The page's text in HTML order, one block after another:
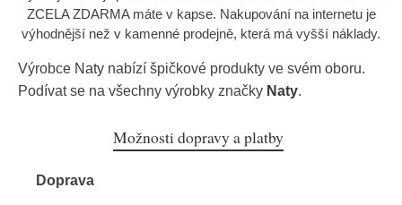
ZCELA ZDARMA máte v kapse. Nakupování na internetu je
výhodnější než v kamenné prodejně, která má vyšší náklady.
Výrobce Naty nabízí špičkové produkty ve svém oboru.
Podívat se na všechny výrobky značky Naty.
Možnosti dopravy a platby
Doprava